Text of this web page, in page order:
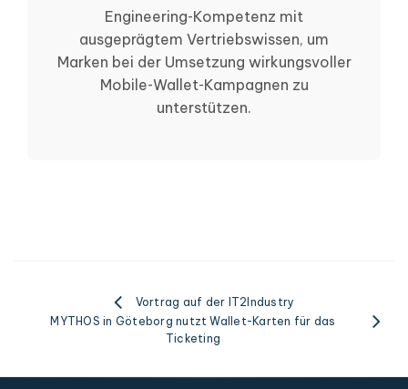
Engineering‑Kompetenz mit
ausgeprägtem Vertriebswissen, um
Marken bei der Umsetzung wirkungsvoller
Mobile‑Wallet‑Kampagnen zu
unterstützen.
Vortrag auf der IT2Industry
MYTHOS in Göteborg nutzt Wallet-Karten für das
Ticketing